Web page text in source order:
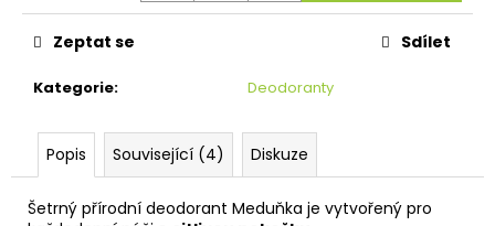
cena:
Kategorie: Deodoranty
Zeptat se Sdílet
Popis Související (4) Diskuze
Šetrný přírodní deodorant Meduňka je vytvořený pro
r
u
u
e